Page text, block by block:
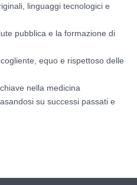
linguaggi tecnologici e
pubblica e la formazione di
equo e rispettoso delle
nella medicina
su successi passati e